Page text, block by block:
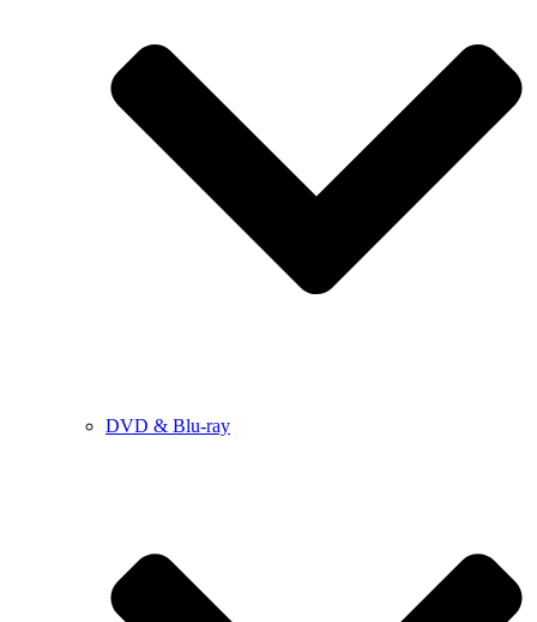
DVD & Blu-ray